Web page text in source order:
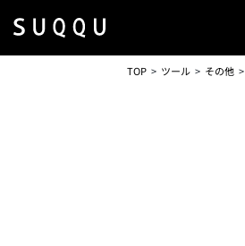
TOP ツール その他